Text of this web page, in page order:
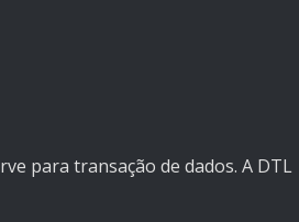
para transação de dados. A DTL